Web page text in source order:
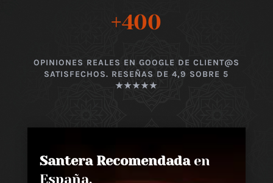
+400
OPINIONES REALES EN GOOGLE DE CLIENT@S
SATISFECHOS. RESEÑAS DE 4,9 SOBRE 5
★★★★★
Santera Recomendadaen
España,